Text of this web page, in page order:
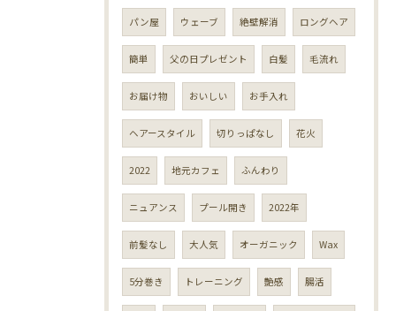
パン屋 ウェーブ 絶壁解消 ロングヘア
簡単 父の日プレゼント 白髪 毛流れ
お届け物 おいしい お手入れ
ヘアースタイル 切りっぱなし 花火
2022 地元カフェ ふんわり
ニュアンス プール開き 2022年
前髪なし 大人気 オーガニック Wax
5分巻き トレーニング 艶感 腸活